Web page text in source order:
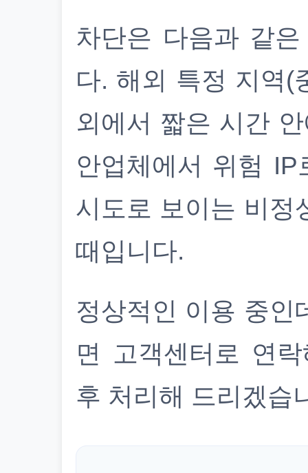
차단은 다음과 같
다. 해외 특정 지역(
외에서 짧은 시간
안업체에서 위험
시도로 보이는 비정
때입니다.
정상적인 이용 중인
면 고객센터로 연
후 처리해 드리겠습